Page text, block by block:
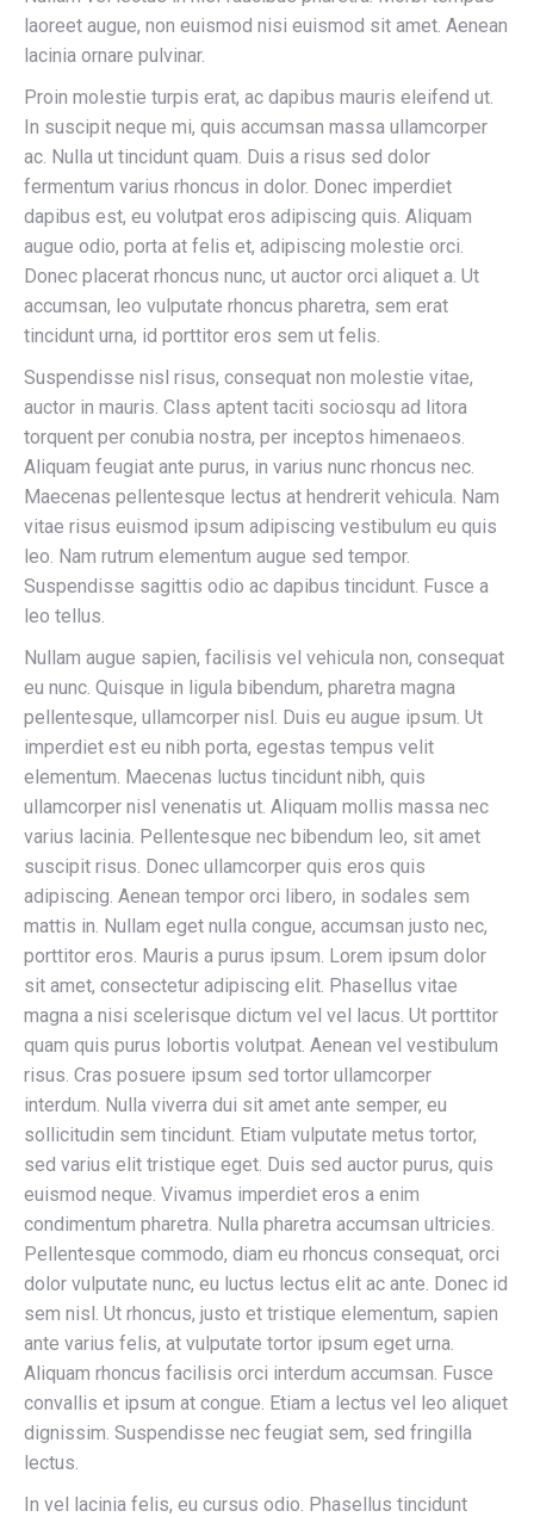
laoreet augue, non euismod nisi euismod sit amet. Aenean
lacinia ornare pulvinar.
Proin molestie turpis erat, ac dapibus mauris eleifend ut.
In suscipit neque mi, quis accumsan massa ullamcorper
ac. Nulla ut tincidunt quam. Duis a risus sed dolor
fermentum varius rhoncus in dolor. Donec imperdiet
dapibus est, eu volutpat eros adipiscing quis. Aliquam
augue odio, porta at felis et, adipiscing molestie orci.
Donec placerat rhoncus nunc, ut auctor orci aliquet a. Ut
accumsan, leo vulputate rhoncus pharetra, sem erat
tincidunt urna, id porttitor eros sem ut felis.
Suspendisse nisl risus, consequat non molestie vitae,
auctor in mauris. Class aptent taciti sociosqu ad litora
torquent per conubia nostra, per inceptos himenaeos.
Aliquam feugiat ante purus, in varius nunc rhoncus nec.
Maecenas pellentesque lectus at hendrerit vehicula. Nam
vitae risus euismod ipsum adipiscing vestibulum eu quis
leo. Nam rutrum elementum augue sed tempor.
Suspendisse sagittis odio ac dapibus tincidunt. Fusce a
leo tellus.
Nullam augue sapien, facilisis vel vehicula non, consequat
eu nunc. Quisque in ligula bibendum, pharetra magna
pellentesque, ullamcorper nisl. Duis eu augue ipsum. Ut
imperdiet est eu nibh porta, egestas tempus velit
elementum. Maecenas luctus tincidunt nibh, quis
ullamcorper nisl venenatis ut. Aliquam mollis massa nec
varius lacinia. Pellentesque nec bibendum leo, sit amet
suscipit risus. Donec ullamcorper quis eros quis
adipiscing. Aenean tempor orci libero, in sodales sem
mattis in. Nullam eget nulla congue, accumsan justo nec,
porttitor eros. Mauris a purus ipsum. Lorem ipsum dolor
sit amet, consectetur adipiscing elit. Phasellus vitae
magna a nisi scelerisque dictum vel vel lacus. Ut porttitor
quam quis purus lobortis volutpat. Aenean vel vestibulum
risus. Cras posuere ipsum sed tortor ullamcorper
interdum. Nulla viverra dui sit amet ante semper, eu
sollicitudin sem tincidunt. Etiam vulputate metus tortor,
sed varius elit tristique eget. Duis sed auctor purus, quis
euismod neque. Vivamus imperdiet eros a enim
condimentum pharetra. Nulla pharetra accumsan ultricies.
Pellentesque commodo, diam eu rhoncus consequat, orci
dolor vulputate nunc, eu luctus lectus elit ac ante. Donec id
sem nisl. Ut rhoncus, justo et tristique elementum, sapien
ante varius felis, at vulputate tortor ipsum eget urna.
Aliquam rhoncus facilisis orci interdum accumsan. Fusce
convallis et ipsum at congue. Etiam a lectus vel leo aliquet
dignissim. Suspendisse nec feugiat sem, sed fringilla
lectus.
In vel lacinia felis, eu cursus odio. Phasellus tincidunt